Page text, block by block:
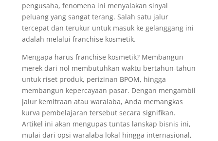
pengusaha, fenomena ini menyalakan sinyal
peluang yang sangat terang. Salah satu jalur
tercepat dan terukur untuk masuk ke gelanggang ini
adalah melalui franchise kosmetik.
Mengapa harus franchise kosmetik? Membangun
merek dari nol membutuhkan waktu bertahun-tahun
untuk riset produk, perizinan BPOM, hingga
membangun kepercayaan pasar. Dengan mengambil
jalur kemitraan atau waralaba, Anda memangkas
kurva pembelajaran tersebut secara signifikan.
Artikel ini akan mengupas tuntas lanskap bisnis ini,
mulai dari opsi waralaba lokal hingga internasional,